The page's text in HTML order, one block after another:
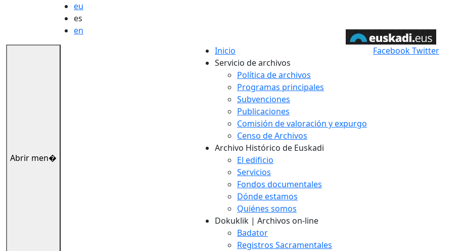
eu
es
en
Abrir men�
Inicio
Servicio de archivos
Política de archivos
Programas principales
Subvenciones
Publicaciones
Comisión de valoración y expurgo
Censo de Archivos
Archivo Histórico de Euskadi
El edificio
Servicios
Fondos documentales
Dónde estamos
Quiénes somos
Dokuklik | Archivos on-line
Badator
Registros Sacramentales
FacebookTwitter